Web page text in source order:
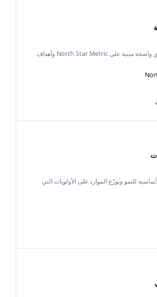
نصيغ خارطة طريق واضحة مبنية على North Star Metric وأهداف
للنمو ونوزّع الموارد على الأولويات التي